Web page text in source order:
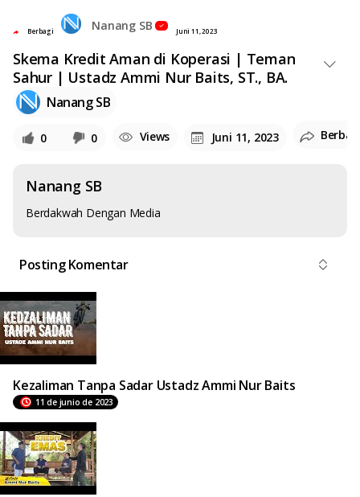
Berbagi Nanang SB Juni 11, 2023
Skema Kredit Aman di Koperasi | Teman
Sahur | Ustadz Ammi Nur Baits, ST., BA.
Nanang SB
0 0 Views Juni 11, 2023
Nanang SB
Berdakwah Dengan Media
Posting Komentar
Kezaliman Tanpa Sadar Ustadz Ammi Nur Baits
11 de junio de 2023